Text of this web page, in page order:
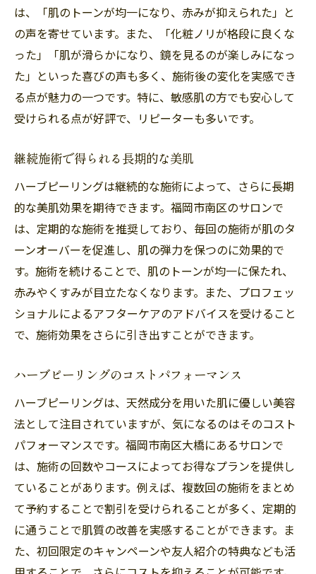
は、「肌のトーンが均一になり、赤みが抑えられた」と
の声を寄せています。また、「化粧ノリが格段に良くな
った」「肌が滑らかになり、鏡を見るのが楽しみになっ
た」といった喜びの声も多く、施術後の変化を実感でき
る点が魅力の一つです。特に、敏感肌の方でも安心して
受けられる点が好評で、リピーターも多いです。
継続施術で得られる長期的な美肌
ハーブピーリングは継続的な施術によって、さらに長期
的な美肌効果を期待できます。福岡市南区のサロンで
は、定期的な施術を推奨しており、毎回の施術が肌のタ
ーンオーバーを促進し、肌の弾力を保つのに効果的で
す。施術を続けることで、肌のトーンが均一に保たれ、
赤みやくすみが目立たなくなります。また、プロフェッ
ショナルによるアフターケアのアドバイスを受けること
で、施術効果をさらに引き出すことができます。
ハーブピーリングのコストパフォーマンス
ハーブピーリングは、天然成分を用いた肌に優しい美容
法として注目されていますが、気になるのはそのコスト
パフォーマンスです。福岡市南区大橋にあるサロンで
は、施術の回数やコースによってお得なプランを提供し
ていることがあります。例えば、複数回の施術をまとめ
て予約することで割引を受けられることが多く、定期的
に通うことで肌質の改善を実感することができます。ま
た、初回限定のキャンペーンや友人紹介の特典なども活